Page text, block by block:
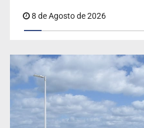
EU reanudará este sábado
Michoacán
8 de Agosto de 2026